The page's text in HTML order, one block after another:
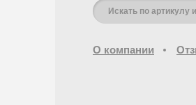
О компании